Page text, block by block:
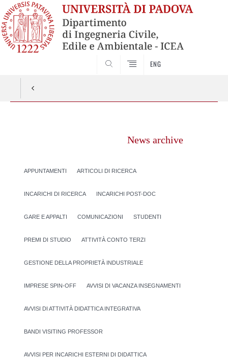
ENG
News archive
APPUNTAMENTI ARTICOLI DI RICERCA
INCARICHI DI RICERCA INCARICHI POST-DOC
GARE E APPALTI COMUNICAZIONI STUDENTI
PREMI DI STUDIO ATTIVITÀ CONTO TERZI
GESTIONE DELLA PROPRIETÀ INDUSTRIALE
IMPRESE SPIN-OFF AVVISI DI VACANZA INSEGNAMENTI
AVVISI DI ATTIVITÀ DIDATTICA INTEGRATIVA
BANDI VISITING PROFESSOR
AVVISI PER INCARICHI ESTERNI DI DIDATTICA